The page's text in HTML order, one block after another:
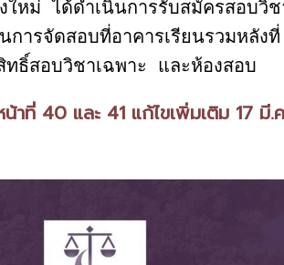
การจัดสอบที่อาคารเรียนรวมหลั
าที่ 40 และ 41 แก้ไขเพิ่มเติม 17